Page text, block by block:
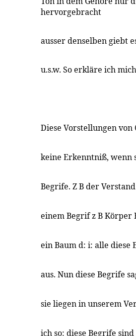
hervorgebracht
ausser denselben giebt
u.s.w. So erkläre ich
Diese Vorstellungen von
keine Erkenntniß, wenn
Begrife. Z B der
einem Begrif z B
ein Baum d: i: alle diese
aus. Nun diese Begrife
sie liegen in unserem
ich so: diese Begrife